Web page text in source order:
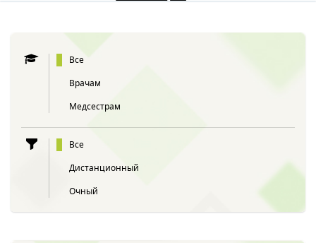
Все
Врачам
Медсестрам
Все
Дистанционный
Очный